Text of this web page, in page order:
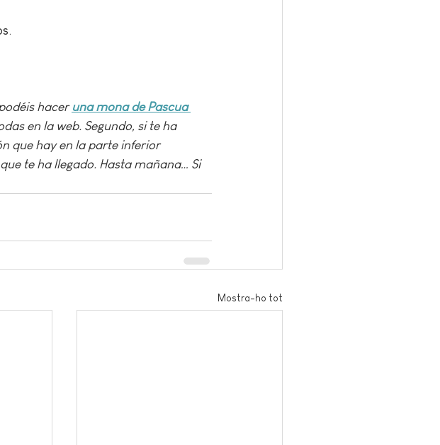
hacer una mona de Pascua
en la web. Segundo, si te ha
que hay en la parte inferior
te ha llegado. Hasta mañana… Si
Mostra-ho tot